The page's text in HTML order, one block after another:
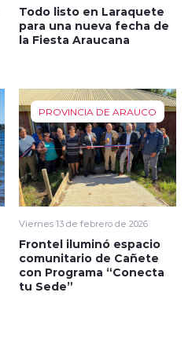
Todo listo en Laraquete
para una nueva fecha de
la Fiesta Araucana
PROVINCIA DE ARAUCO
Viernes 13 de febrero de 2026
Frontel iluminó espacio
comunitario de Cañete
con Programa “Conecta
tu Sede”